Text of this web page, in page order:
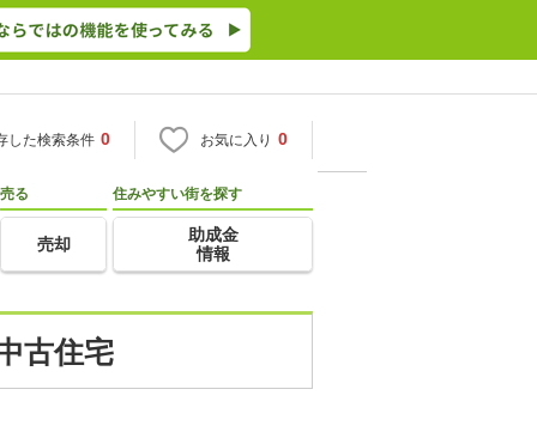
した検索条件 0 お気に入り 0
売る
売却
住みやすい街を探す
助成金
情報
古住宅